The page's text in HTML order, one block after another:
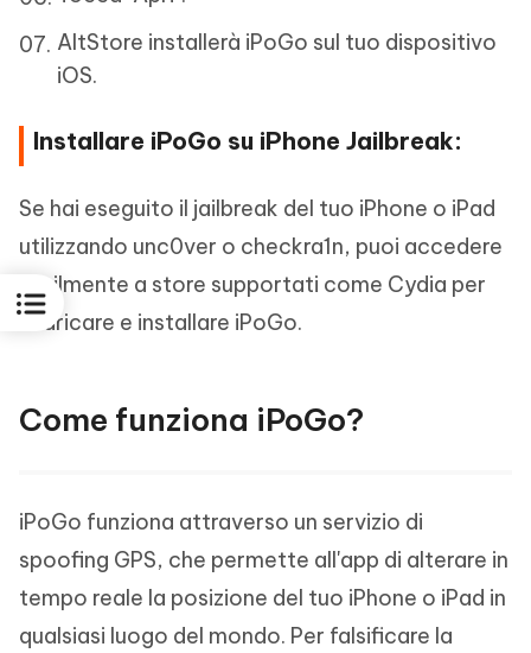
AltStore installerà iPoGo sul tuo dispositivo
iOS.
Installare iPoGo su iPhone Jailbreak:
Se hai eseguito il jailbreak del tuo iPhone o iPad
utilizzando unc0ver o checkra1n, puoi accedere
facilmente a store supportati come Cydia per
scaricare e installare iPoGo.
Come funziona iPoGo?
iPoGo funziona attraverso un servizio di
spoofing GPS, che permette all'app di alterare in
tempo reale la posizione del tuo iPhone o iPad in
qualsiasi luogo del mondo. Per falsificare la